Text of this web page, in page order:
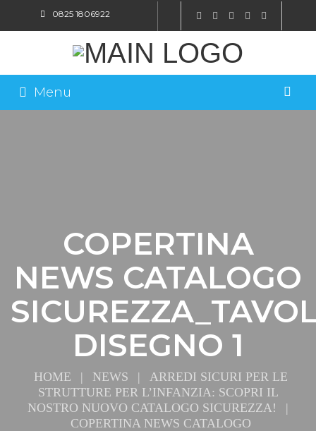
0825 1806922
Menu
COPERTINA
NEWS CATALOGO
DISEGNO 1
HOME | NEWS |
ARREDI SICURI PER LE
STRUTTURE PER L’INFANZIA: SCOPRI IL
NOSTRO NUOVO CATALOGO SICUREZZA!
|
COPERTINA NEWS CATALOGO